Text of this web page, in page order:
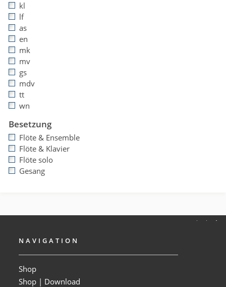
kl
lf
as
en
mk
mv
gs
mdv
tt
wn
Besetzung
Flöte & Ensemble
Flöte & Klavier
Flöte solo
Gesang
NAVIGATION
Shop
Shop | Download